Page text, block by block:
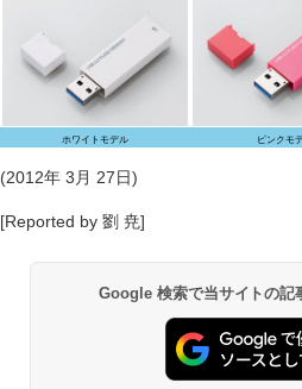
ホワイトモデル ピンクモ
(2012年 3月 27日)
[Reported by 劉 尭]
Google 検索で当サイトの記